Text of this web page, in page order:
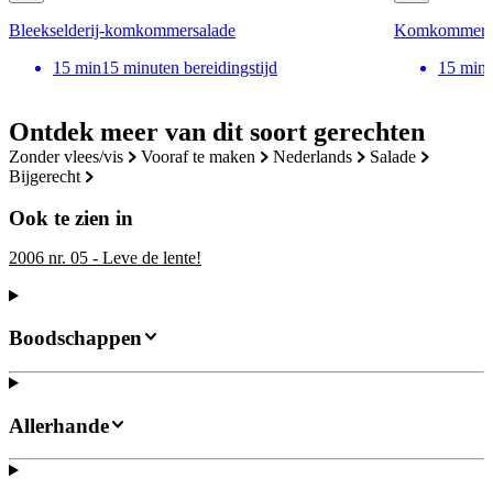
Ontdek meer van dit soort gerechten
zonder vlees/vis vooraf te maken nederlands
salade
bijgerecht
Ook te zien in
2006 nr. 05 - Leve de lente!
Bleekselderij-komkommersalade
15 min15 minuten bereidingstijd
15 min
Boodschappen
Allerhande